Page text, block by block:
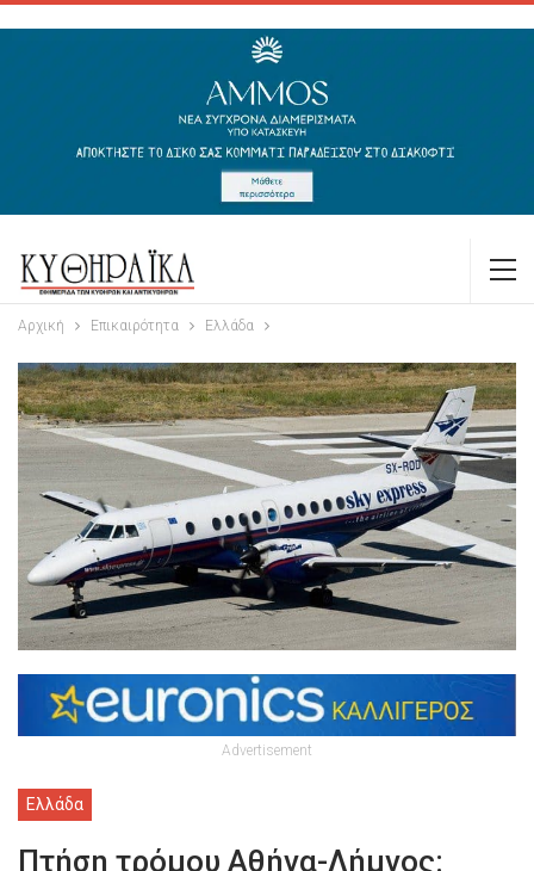
Αρχική Επικαιρότητα Ελλάδα
Advertisement
Ελλάδα
Πτήση τρόμου Αθήνα-Λήμνος: